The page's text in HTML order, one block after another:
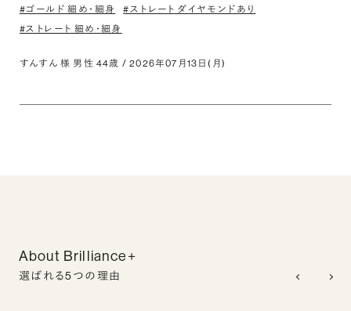
#ゴールド 細め・細身
#ストレート ダイヤモンドあり
#ストレート 細め・細身
すんすん 様 男性 44歳 / 2026年07月13日(月)
About Brilliance+
選ばれる5つの理由